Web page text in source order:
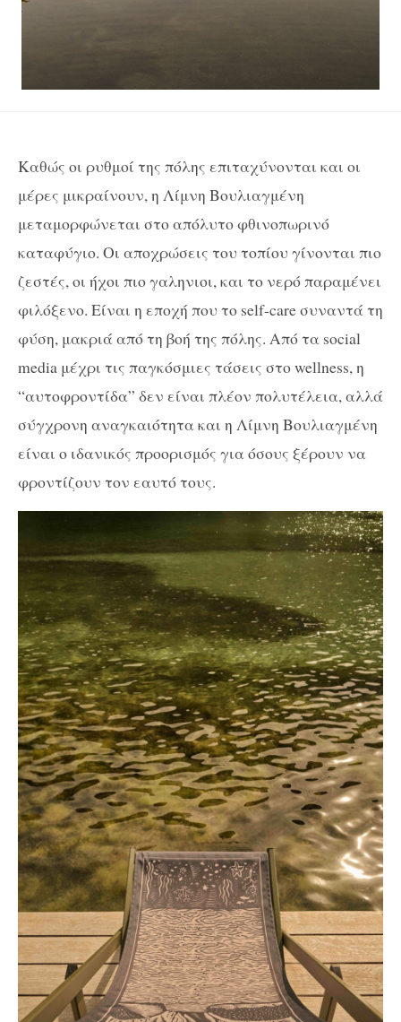
Καθώς οι ρυθμοί της πόλης επιταχύνονται και οι
μέρες μικραίνουν, η Λίμνη Βουλιαγμένη
μεταμορφώνεται στο απόλυτο φθινοπωρινό
καταφύγιο. Οι αποχρώσεις του τοπίου γίνονται πιο
ζεστές, οι ήχοι πιο γαληνιοι, και το νερό παραμένει
φιλόξενο. Είναι η εποχή που το self-care συναντά τη
φύση, μακριά από τη βοή της πόλης. Από τα social
media μέχρι τις παγκόσμιες τάσεις στο wellness, η
“αυτοφροντίδα” δεν είναι πλέον πολυτέλεια, αλλά
σύγχρονη αναγκαιότητα και η Λίμνη Βουλιαγμένη
είναι ο ιδανικός προορισμός για όσους ξέρουν να
φροντίζουν τον εαυτό τους.